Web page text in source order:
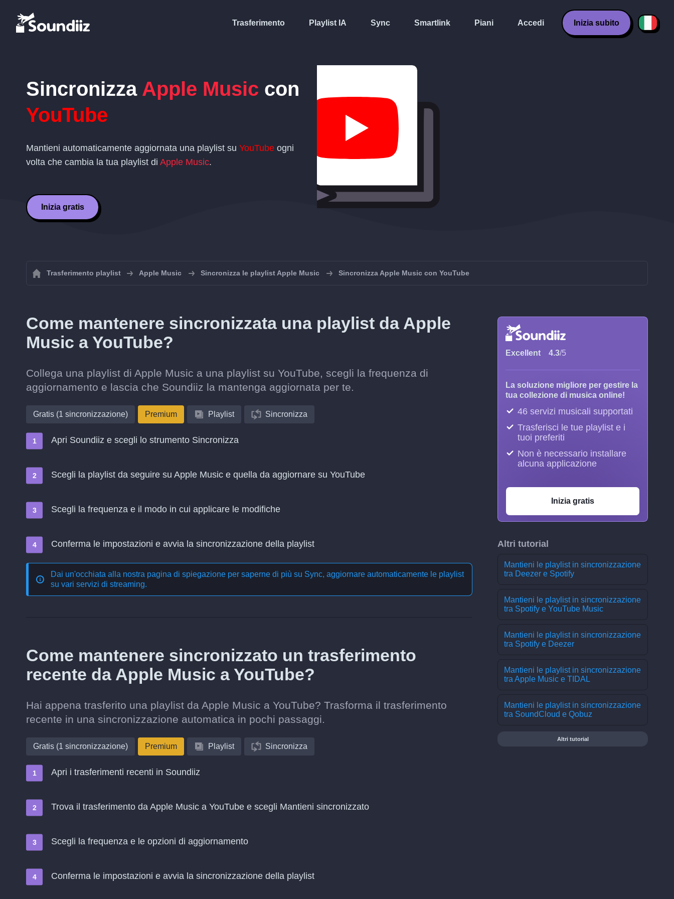
Trasferimento Playlist IA Sync Smartlink Piani Accedi Inizia subito
Sincronizza Apple Music con
YouTube
Mantieni automaticamente aggiornata una playlist su YouTube ogni
volta che cambia la tua playlist di Apple Music.
Inizia gratis
Trasferimento playlist Apple Music Sincronizza le playlist Apple Music Sincronizza Apple Music con YouTube
Come mantenere sincronizzata una playlist da Apple
Music a YouTube?
Collega una playlist di Apple Music a una playlist su YouTube, scegli la frequenza di
aggiornamento e lascia che Soundiiz la mantenga aggiornata per te.
Gratis (1 sincronizzazione) Premium Playlist Sincronizza
Apri Soundiiz e scegli lo strumento Sincronizza
Scegli la playlist da seguire su Apple Music e quella da aggiornare su YouTube
Scegli la frequenza e il modo in cui applicare le modifiche
Conferma le impostazioni e avvia la sincronizzazione della playlist
Dai un'occhiata alla nostra pagina di spiegazione per saperne di più su Sync, aggiornare automaticamente le playlist
su vari servizi di streaming.
Come mantenere sincronizzato un trasferimento
recente da Apple Music a YouTube?
Hai appena trasferito una playlist da Apple Music a YouTube? Trasforma il trasferimento
recente in una sincronizzazione automatica in pochi passaggi.
Gratis (1 sincronizzazione) Premium Playlist Sincronizza
Apri i trasferimenti recenti in Soundiiz
Trova il trasferimento da Apple Music a YouTube e scegli Mantieni sincronizzato
Scegli la frequenza e le opzioni di aggiornamento
Conferma le impostazioni e avvia la sincronizzazione della playlist
Excellent 4.3/5
La soluzione migliore per gestire la
tua collezione di musica online!
46 servizi musicali supportati
Trasferisci le tue playlist e i
tuoi preferiti
Non è necessario installare
alcuna applicazione
Inizia gratis
Altri tutorial
Mantieni le playlist in sincronizzazione
tra Deezer e Spotify
Mantieni le playlist in sincronizzazione
tra Spotify e YouTube Music
Mantieni le playlist in sincronizzazione
tra Spotify e Deezer
Mantieni le playlist in sincronizzazione
tra Apple Music e TIDAL
Mantieni le playlist in sincronizzazione
tra SoundCloud e Qobuz
Altri tutorial